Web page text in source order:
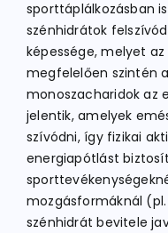
sporttáplálkozásban
szénhidrátok
képessége, melyet
megfelelően szintén
monoszacharidok az
jelentik, amelyek
szívódni, így fizikai
energiapótlást
mozgásformáknál
szénhidrát bevitele